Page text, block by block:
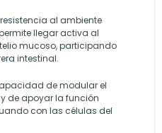
al ambiente
llegar activa al
mucoso, participando
intestinal.
de modular el
de apoyar la función
con las células del